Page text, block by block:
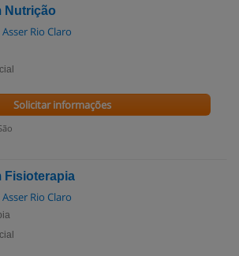
Nutrição
Rio Claro
Solicitar informações
Fisioterapia
Rio Claro